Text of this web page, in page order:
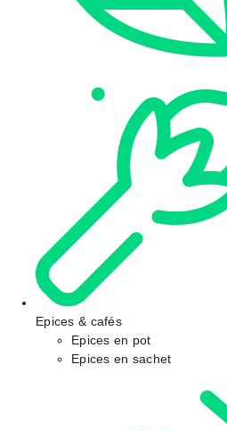
Epices & cafés
Epices en pot
Epices en sachet